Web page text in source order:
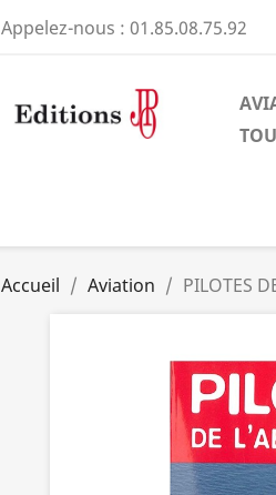
Appelez-nous : 01.85.08.75.92
Accueil Aviation PILOTES